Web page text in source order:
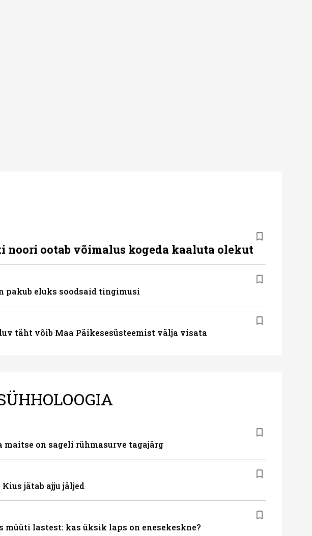
noori ootab võimalus kogeda kaaluta olekut
pakub eluks soodsaid tingimusi
täht võib Maa Päikesesüsteemist välja visata
maitse on sageli rühmasurve tagajärg
Kius jätab ajju jäljed
müüti lastest: kas üksik laps on enesekeskne?